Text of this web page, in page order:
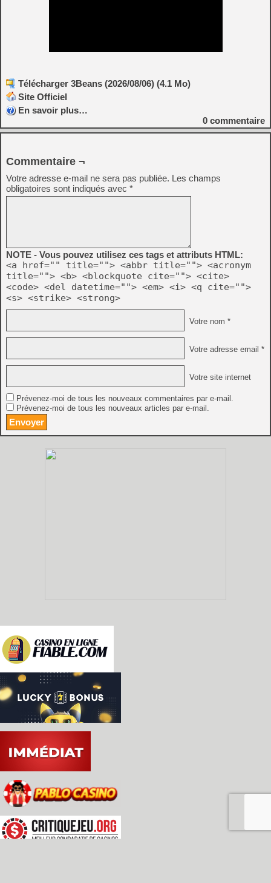
Télécharger 3Beans (2026/08/06) (4.1 Mo)
Site Officiel
En savoir plus…
0 commentaire
Commentaire ¬
Votre adresse e-mail ne sera pas publiée. Les champs
obligatoires sont indiqués avec *
NOTE - Vous pouvez utilisez ces tags et attributs HTML:
<a href="" title=""> <abbr title=""> <acronym
title=""> <b> <blockquote cite=""> <cite>
<code> <del datetime=""> <em> <i> <q cite="">
<s> <strike> <strong>
Votre nom *
Votre adresse email *
Votre site internet
Prévenez-moi de tous les nouveaux commentaires par e-mail.
Prévenez-moi de tous les nouveaux articles par e-mail.